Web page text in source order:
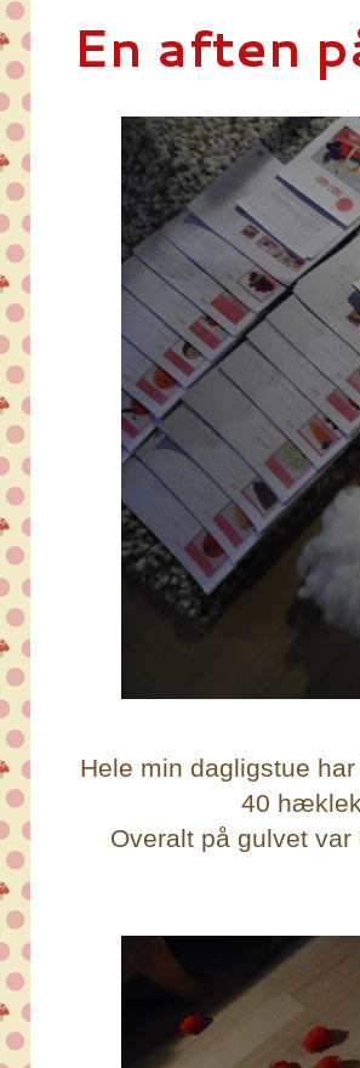
En aften
Hele min dagligstue
40
Overalt på gulvet